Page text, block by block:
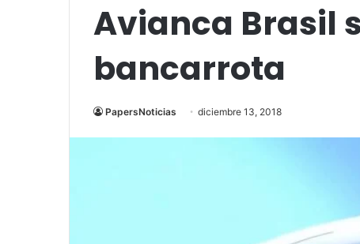
Avianca Brasil
bancarrota
PapersNoticias diciembre 13, 2018